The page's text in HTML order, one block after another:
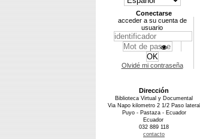
Conectarse
acceder a su cuenta de
usuario
Olvidé mi contraseña
Dirección
Biblioteca Virtual y Documental
Via Napo kilometro 2 1/2 Paso lateral
Puyo - Pastaza - Ecuador
Ecuador
032 889 118
contacto